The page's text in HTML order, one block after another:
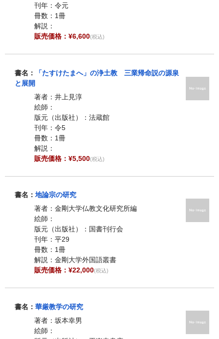
刊年：令元
冊数：1冊
解説：
販売価格：¥6,600(税込)
書名：
「たすけたまへ」の浄土教 三業帰命説の源泉
と展開
著者：井上見淳
絵師：
版元（出版社）：法蔵館
刊年：令5
冊数：1冊
解説：
販売価格：¥5,500(税込)
書名： 地論宗の研究
著者：金剛大学仏教文化研究所編
絵師：
版元（出版社）：国書刊行会
刊年：平29
冊数：1冊
解説：金剛大学外国語叢書
販売価格：¥22,000(税込)
書名： 華厳教学の研究
著者：坂本幸男
絵師：